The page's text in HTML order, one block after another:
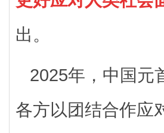
出。
2025年，中国元
各方以团结合作应